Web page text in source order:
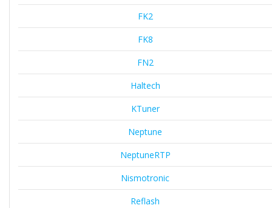
FK2
FK8
FN2
Haltech
KTuner
Neptune
NeptuneRTP
Nismotronic
Reflash